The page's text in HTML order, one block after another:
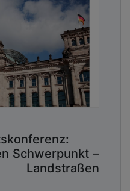
Schwerpunkt –